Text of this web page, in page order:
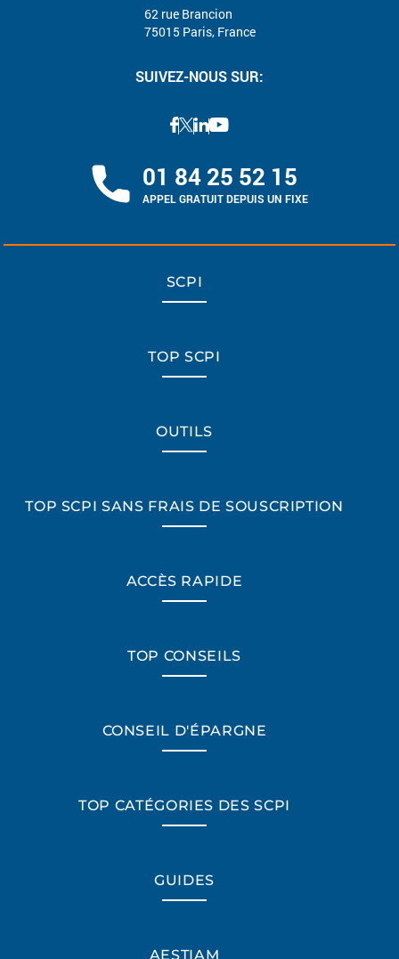
62 rue Brancion
75015 Paris, France
SUIVEZ-NOUS SUR:
01 84 25 52 15
APPEL GRATUIT DEPUIS UN FIXE
SCPI
TOP SCPI
OUTILS
TOP SCPI SANS FRAIS DE SOUSCRIPTION
ACCÈS RAPIDE
TOP CONSEILS
CONSEIL D'ÉPARGNE
TOP CATÉGORIES DES SCPI
GUIDES
AESTIAM